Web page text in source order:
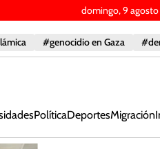
domingo, 9
#genocidio en Gaza
PolíticaDeportesMigración